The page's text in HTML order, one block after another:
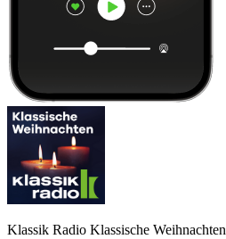
Klassik Radio Klassische Weihnachten